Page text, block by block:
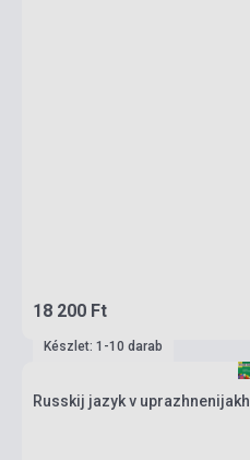
18 200 Ft
Készlet: 1-10 darab
Russkij jazyk v